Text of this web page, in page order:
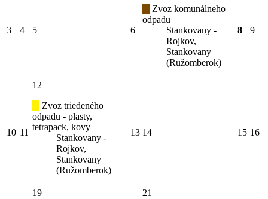
3 4 5 6
Zvoz komunálneho
odpadu
Stankovany -
Rojkov,
Stankovany
(Ružomberok)
8 9
10 11
12
Zvoz triedeného
odpadu - plasty,
tetrapack, kovy
Stankovany -
Rojkov,
Stankovany
(Ružomberok)
13 14 15 16
19
21